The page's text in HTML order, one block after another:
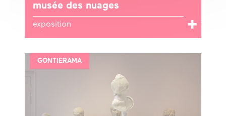
musée des nuages
exposition
GONTIERAMA